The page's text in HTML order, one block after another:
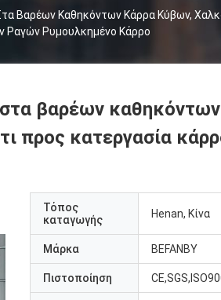
Βαρέων Καθηκόντων Κάρρα Κύβων,
Ραγών Ρυμουλκημένο Κάρρο
στα βαρέων
προς κατεργασία
Τόπος
καταγωγής
Henan, Κίνα
Μάρκα BEFANBY
Πιστοποίηση